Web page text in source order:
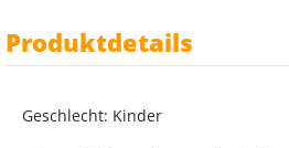
Produktdetails
Geschlecht: Kinder